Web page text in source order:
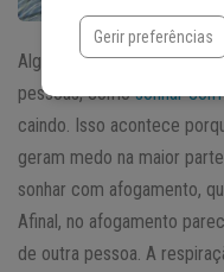
Algumas situações são
pessoas, comosonhar
caindo. Isso acontece
geram medo na maior
sonhar com afogamento,
Afinal, no afogamento
de outra pessoa. A
Gerir preferências